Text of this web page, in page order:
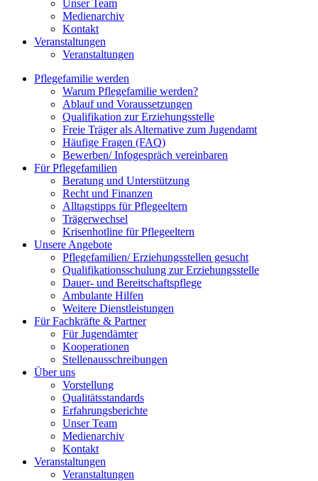
Unser Team
Medienarchiv
Kontakt
Veranstaltungen
Veranstaltungen
Pflegefamilie werden
Warum Pflegefamilie werden?
Ablauf und Voraussetzungen
Qualifikation zur Erziehungsstelle
Freie Träger als Alternative zum Jugendamt
Häufige Fragen (FAQ)
Bewerben/ Infogespräch vereinbaren
Für Pflegefamilien
Beratung und Unterstützung
Recht und Finanzen
Alltagstipps für Pflegeeltern
Trägerwechsel
Krisenhotline für Pflegeeltern
Unsere Angebote
Pflegefamilien/ Erziehungsstellen gesucht
Qualifikationsschulung zur Erziehungsstelle
Dauer- und Bereitschaftspflege
Ambulante Hilfen
Weitere Dienstleistungen
Für Fachkräfte & Partner
Für Jugendämter
Kooperationen
Stellenausschreibungen
Über uns
Vorstellung
Qualitätsstandards
Erfahrungsberichte
Unser Team
Medienarchiv
Kontakt
Veranstaltungen
Veranstaltungen